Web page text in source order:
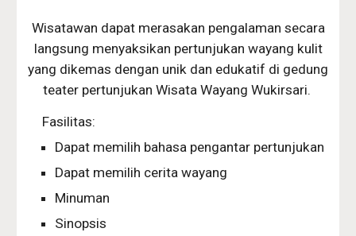
Wisatawan dapat merasakan pengalaman secara
langsung menyaksikan pertunjukan wayang kulit
yang dikemas dengan unik dan edukatif di gedung
teater pertunjukan Wisata Wayang Wukirsari.
Fasilitas:
Dapat memilih bahasa pengantar pertunjukan
Dapat memilih cerita wayang
Minuman
Sinopsis